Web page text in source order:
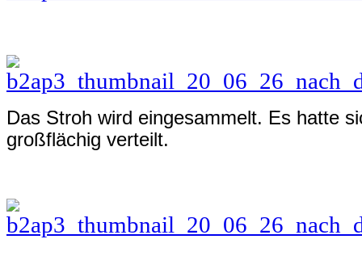
Das Stroh wird eingesammelt. Es hatte
großflächig verteilt.